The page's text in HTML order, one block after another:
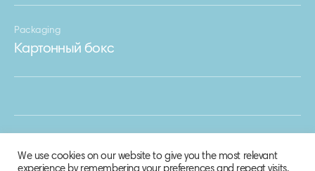
Packaging
Картонный бокс
We use cookies on our website to give you the most relevant